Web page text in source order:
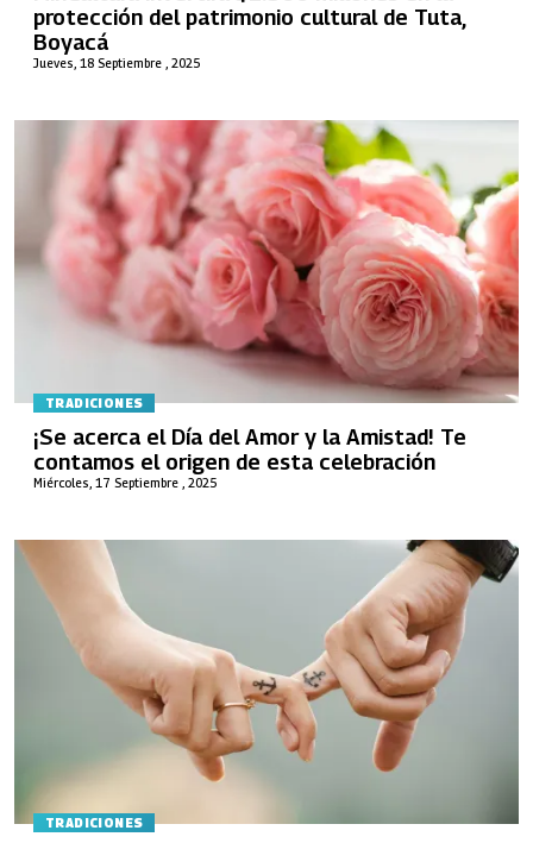
Jueves, 18 Septiembre , 2025
protección del patrimonio cultural de Tuta,
Boyacá
TRADICIONES
Miércoles, 17 Septiembre , 2025
¡Se acerca el Día del Amor y la Amistad! Te
contamos el origen de esta celebración
TRADICIONES